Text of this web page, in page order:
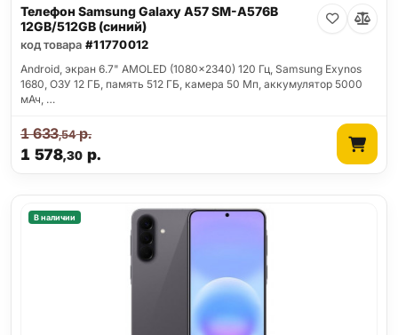
Телефон Samsung Galaxy A57 SM-A576B
12GB/512GB (синий)
код товара #11770012
Android, экран 6.7" AMOLED (1080x2340) 120 Гц, Samsung Exynos
1680, ОЗУ 12 ГБ, память 512 ГБ, камера 50 Мп, аккумулятор 5000
мАч, …
1 578,30 р.
1 633,54р.
В наличии